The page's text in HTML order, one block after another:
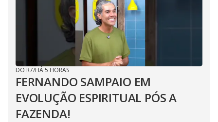
DO R7/HÁ 5 HORAS
FERNANDO SAMPAIO EM
EVOLUÇÃO ESPIRITUAL PÓS A
FAZENDA!